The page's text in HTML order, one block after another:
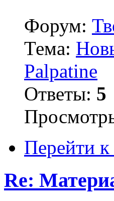
Форум:
Тема:
Palpatine
Ответы: 5
Перейти
Re: